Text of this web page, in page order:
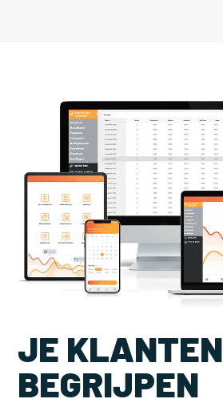
JE KLANTEN
BEGRIJPEN